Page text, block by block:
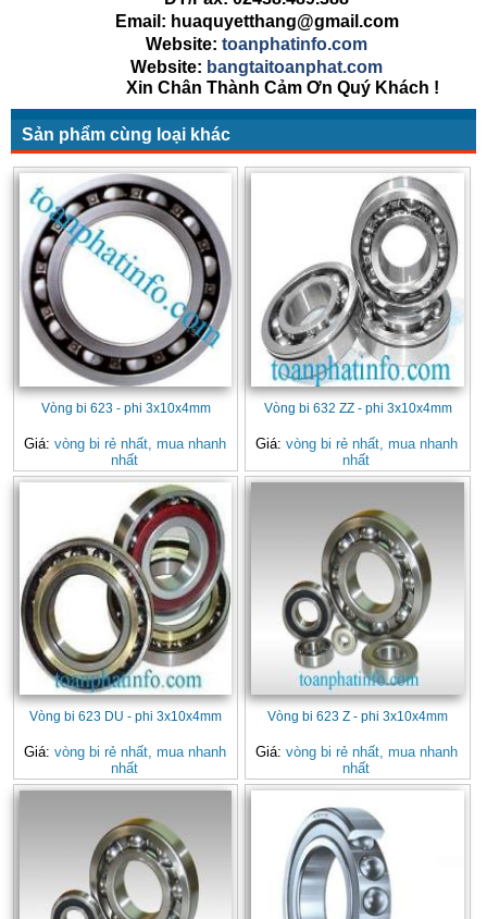
Email: huaquyetthang@gmail.com
Website: toanphatinfo.com
Website: bangtaitoanphat.com
Xin Chân Thành Cảm Ơn Quý Khách !
Sản phẩm cùng loại khác
Vòng bi 623 - phi 3x10x4mm
Giá: vòng bi rẻ nhất, mua nhanh
nhất
Vòng bi 632 ZZ - phi 3x10x4mm
Giá: vòng bi rẻ nhất, mua nhanh
nhất
Vòng bi 623 DU - phi 3x10x4mm
Giá: vòng bi rẻ nhất, mua nhanh
nhất
Vòng bi 623 Z - phi 3x10x4mm
Giá: vòng bi rẻ nhất, mua nhanh
nhất